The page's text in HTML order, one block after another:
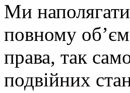
Ми
повному
права, так
подвійних